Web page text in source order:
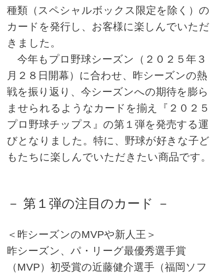
種類（スペシャルボックス限定を除く）の
カードを発行し、お客様に楽しんでいただ
きました。
今年もプロ野球シーズン（２０２５年３
月２８日開幕）に合わせ、昨シーズンの熱
戦を振り返り、今シーズンへの期待を膨ら
ませられるようなカードを揃え『２０２５
プロ野球チップス』の第１弾を発売する運
びとなりました。特に、野球が好きな子ど
もたちに楽しんでいただきたい商品です。
－ 第１弾の注目のカード －
＜昨シーズンのMVPや新人王＞
昨シーズン、パ・リーグ最優秀選手賞
（MVP）初受賞の近藤健介選手（福岡ソフ